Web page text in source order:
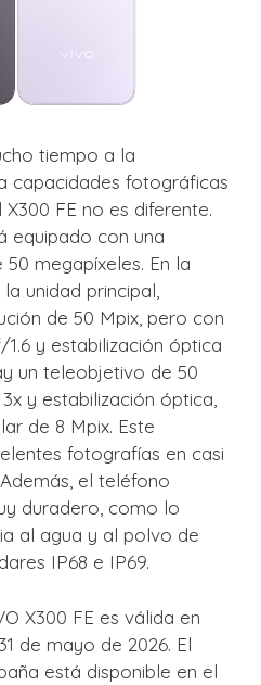
tiempo a la
capacidades fotográficas
FE no es diferente.
equipado con una
megapíxeles. En la
unidad principal,
de 50 Mpix, pero con
y estabilización óptica
un teleobjetivo de 50
y estabilización óptica,
de 8 Mpix. Este
fotografías en casi
el teléfono
duradero, como lo
al agua y al polvo de
IP68 e IP69.
X300 FE es válida en
de mayo de 2026. El
está disponible en el